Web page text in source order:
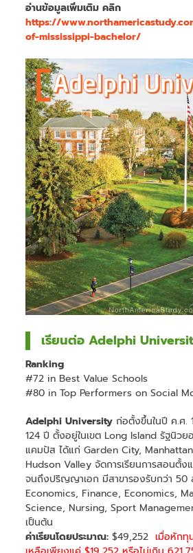
อ่านข้อมูลเพิ่มเติม คลิก
https://
of-mississippi-bachelor/
เรียนต่อ Adelphi
Ranking
#72 in Best Value Schools
#80 in Top Performers on Social
Adelphi University ก่อตั้งขึ้นในปี ค.ศ.
124 ปี ตั้งอยู่ในเขต Long Island รัฐนิว
แคมปัส ได้แก่ Garden City,
Hudson Valley จัดการเรียนการสอนตั้
จนถึงปริญญาเอก มีสาขารองรับกว่า 50
Economics, Finance, Economics,
Science, Nursing, Sport
เป็นต้น
ค่าเรียนโดยประมาณ: $49,252 เมื่อหักทุ